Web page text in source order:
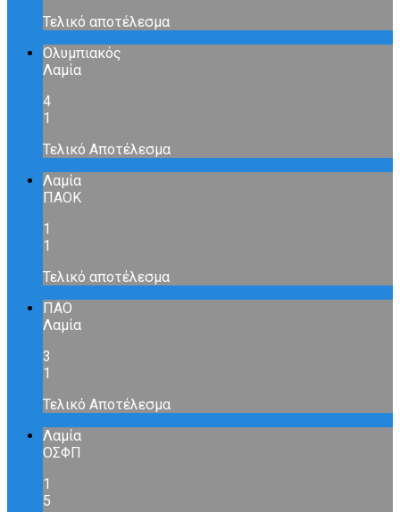
Τελικό αποτέλεσμα
Ολυμπιακός
Λαμία
4
1
Τελικό Αποτέλεσμα
Λαμία
ΠΑΟΚ
1
1
Τελικό αποτέλεσμα
ΠΑΟ
Λαμία
3
1
Τελικό Αποτέλεσμα
Λαμία
ΟΣΦΠ
1
5